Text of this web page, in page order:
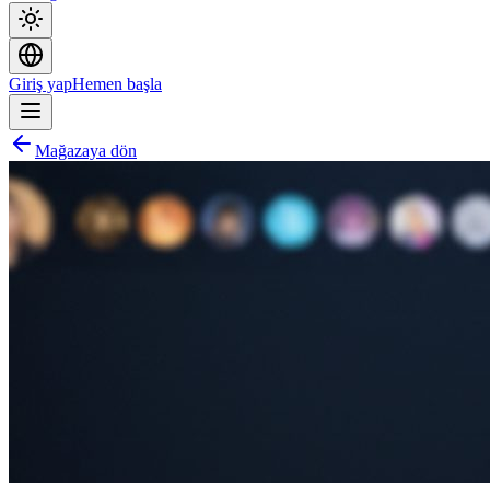
Giriş yapHemen başla
Mağazaya dön